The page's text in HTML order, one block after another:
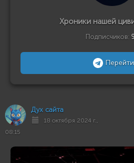
Хроники нашей
Подписчиков:
Перейти
Дух сайта
18 октября 2024 г.,
08:15